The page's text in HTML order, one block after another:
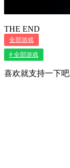
THE END
全部游戏
# 全部游戏
喜欢就支持一下吧